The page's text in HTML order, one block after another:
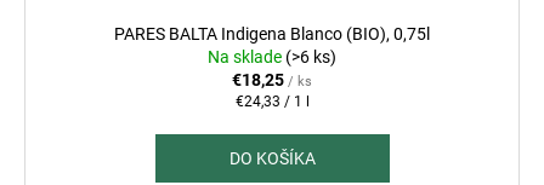
PARES BALTA Indigena Blanco (BIO), 0,75l
Na sklade (>6 ks)
€18,25 / ks
Jednotková
€24,33 / 1 l
DO KOŠÍKA